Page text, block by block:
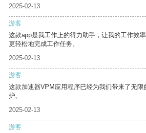
2025-02-13
游客
这款app是我工作上的得力助手，让我的工作效
更轻松地完成工作任务。
2025-02-13
游客
这款加速器VPM应用程序已经为我们带来了无限
护。
2025-02-13
游客